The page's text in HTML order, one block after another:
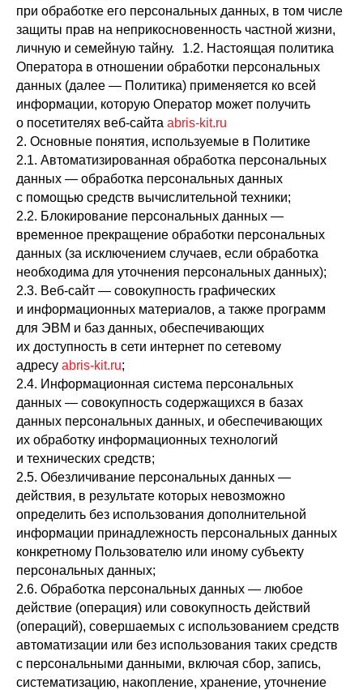
при обработке его персональных данных, в том числе
защиты прав на неприкосновенность частной жизни,
личную и семейную тайну. 1.2. Настоящая политика
Оператора в отношении обработки персональных
данных (далее — Политика) применяется ко всей
информации, которую Оператор может получить
о посетителях веб-сайта abris-kit.ru
2. Основные понятия, используемые в Политике
2.1. Автоматизированная обработка персональных
данных — обработка персональных данных
с помощью средств вычислительной техники;
2.2. Блокирование персональных данных —
временное прекращение обработки персональных
данных (за исключением случаев, если обработка
необходима для уточнения персональных данных);
2.3. Веб-сайт — совокупность графических
и информационных материалов, а также программ
для ЭВМ и баз данных, обеспечивающих
их доступность в сети интернет по сетевому
адресу abris-kit.ru;
2.4. Информационная система персональных
данных — совокупность содержащихся в базах
данных персональных данных, и обеспечивающих
их обработку информационных технологий
и технических средств;
2.5. Обезличивание персональных данных —
действия, в результате которых невозможно
определить без использования дополнительной
информации принадлежность персональных данных
конкретному Пользователю или иному субъекту
персональных данных;
2.6. Обработка персональных данных — любое
действие (операция) или совокупность действий
(операций), совершаемых с использованием средств
автоматизации или без использования таких средств
с персональными данными, включая сбор, запись,
систематизацию, накопление, хранение, уточнение